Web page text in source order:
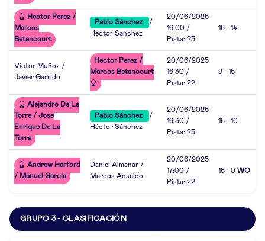
Hector Perez /
Marcos
Betancourt
Pablo Sánchez
/
Héctor Sánchez
20/06/2025
16:00 /
Pista: 23
16 - 14
Victor Muñoz /
Javier Garrido
Hector Perez /
Marcos Betancourt
20/06/2025
16:30 /
Pista: 22
9 - 15
Alejandro De La
Torre / Jose
Enrique De La
Torre
Pablo Sánchez
/
Héctor Sánchez
20/06/2025
16:30 /
Pista: 23
15 - 10
Andrew Harford
/ Manuel Garcia
Daniel Almenar /
Marcos Ansaldo
20/06/2025
17:00 /
Pista: 22
15 - 0 WO
GRUPO 3 - CLASIFICACIÓN